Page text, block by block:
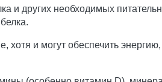
и других необходимых
хотя и могут обеспечить